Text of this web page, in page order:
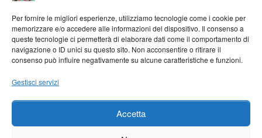
Per fornire le migliori esperienze, utilizziamo tecnologie come i cookie per
memorizzare e/o accedere alle informazioni del dispositivo. Il consenso a
queste tecnologie ci permetterà di elaborare dati come il comportamento di
navigazione o ID unici su questo sito. Non acconsentire o ritirare il
consenso può influire negativamente su alcune caratteristiche e funzioni.
Gestisci servizi
Accetta
Contatti
Via C.A. Dalla Chiesa, 3 - 05012 Attigliano (Terni)
info@hotelrosanna.com